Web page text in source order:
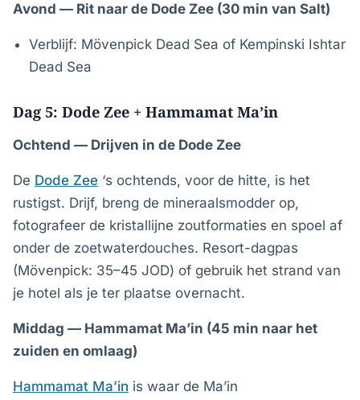
Avond — Rit naar de Dode Zee (30 min van Salt)
Verblijf: Mövenpick Dead Sea of Kempinski Ishtar
Dead Sea
Dag 5: Dode Zee + Hammamat Ma’in
Ochtend — Drijven in de Dode Zee
De Dode Zee ‘s ochtends, voor de hitte, is het
rustigst. Drijf, breng de mineraalsmodder op,
fotografeer de kristallijne zoutformaties en spoel af
onder de zoetwaterdouches. Resort-dagpas
(Mövenpick: 35–45 JOD) of gebruik het strand van
je hotel als je ter plaatse overnacht.
Middag — Hammamat Ma’in (45 min naar het
zuiden en omlaag)
Hammamat Ma’in is waar de Ma’in